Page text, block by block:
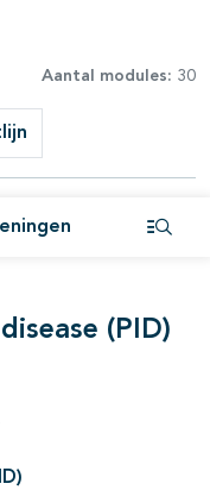
Aantal modules: 30
(PID)